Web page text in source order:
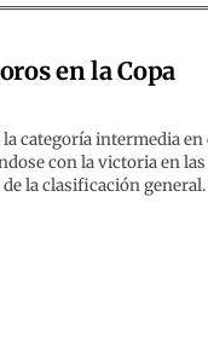
en la Copa
categoría intermedia en
con la victoria en las
la clasificación general.